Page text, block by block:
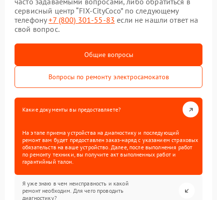
сервисный центр “FIX-CityCoco” по следующему
телефону+7 (800) 301-55-83 если не нашли ответ на
свой вопрос.
Общие вопросы
Вопросы по ремонту электросамокатов
Какие документы вы предоставляете?
На этапе приема устройства на диагностику и последующий
ремонт вам будет предоставлен заказ-наряд с указанием страховых
обязательств на ваше устройство. Далее, после выполнения работ
по ремонту техники, вы получите акт выполненных работ и
гарантийный талон.
Я уже знаю в чем неисправность и какой
ремонт необходим. Для чего проводить
диагностику?